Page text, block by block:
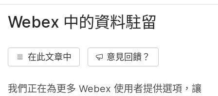
Webex 中的資料駐留
在此文章中 意見回饋？
我們正在為更多 Webex 使用者提供選項，讓